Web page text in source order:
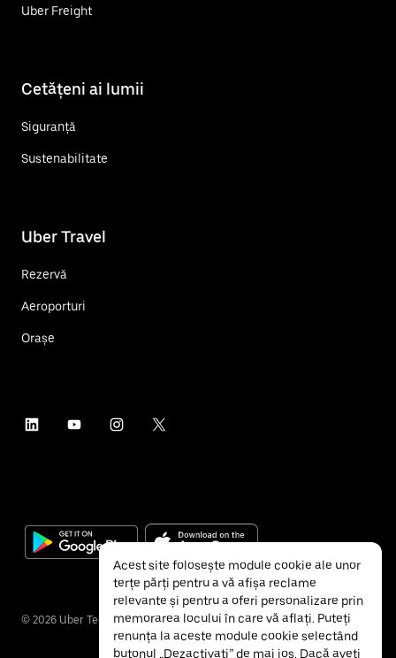
Uber Freight
Cetățeni ai lumii
Siguranță
Sustenabilitate
Uber Travel
Rezervă
Aeroporturi
Orașe
© 2026 Uber Technologies Inc.
Acest site folosește module cookie ale unor
terțe părți pentru a vă afișa reclame
relevante și pentru a oferi personalizare prin
memorarea locului în care vă aflați. Puteți
renunța la aceste module cookie selectând
butonul „Dezactivați” de mai jos. Dacă aveți